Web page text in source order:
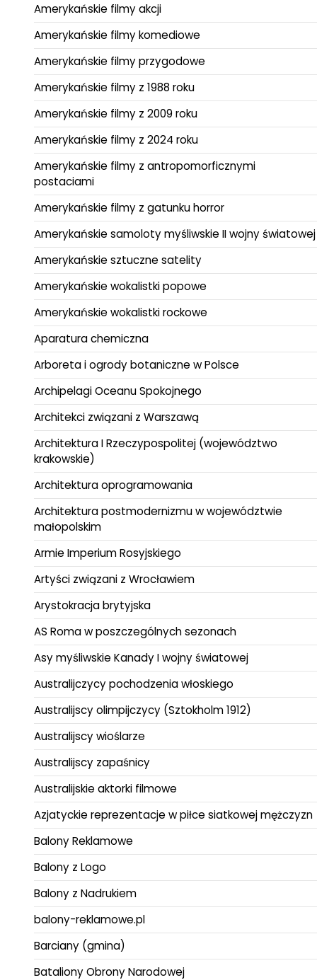
Amerykańskie filmy akcji
Amerykańskie filmy komediowe
Amerykańskie filmy przygodowe
Amerykańskie filmy z 1988 roku
Amerykańskie filmy z 2009 roku
Amerykańskie filmy z 2024 roku
Amerykańskie filmy z antropomorficznymi
postaciami
Amerykańskie filmy z gatunku horror
Amerykańskie samoloty myśliwskie II wojny światowej
Amerykańskie sztuczne satelity
Amerykańskie wokalistki popowe
Amerykańskie wokalistki rockowe
Aparatura chemiczna
Arboreta i ogrody botaniczne w Polsce
Archipelagi Oceanu Spokojnego
Architekci związani z Warszawą
Architektura I Rzeczypospolitej (województwo
krakowskie)
Architektura oprogramowania
Architektura postmodernizmu w województwie
małopolskim
Armie Imperium Rosyjskiego
Artyści związani z Wrocławiem
Arystokracja brytyjska
AS Roma w poszczególnych sezonach
Asy myśliwskie Kanady I wojny światowej
Australijczycy pochodzenia włoskiego
Australijscy olimpijczycy (Sztokholm 1912)
Australijscy wioślarze
Australijscy zapaśnicy
Australijskie aktorki filmowe
Azjatyckie reprezentacje w piłce siatkowej mężczyzn
Balony Reklamowe
Balony z Logo
Balony z Nadrukiem
balony-reklamowe.pl
Barciany (gmina)
Bataliony Obrony Narodowej